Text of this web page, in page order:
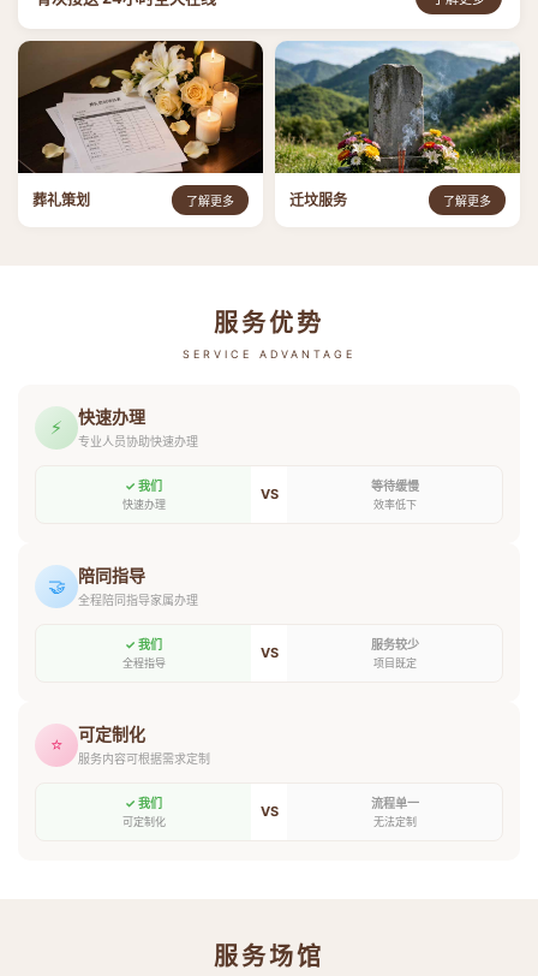
葬礼策划 了解更多 迁坟服务 了解更多
服务优势
SERVICE ADVANTAGE
⚡ 快速办理
专业人员协助快速办理
✓ 我们
快速办理
VS 等待缓慢
效率低下
🤝 陪同指导
全程陪同指导家属办理
✓ 我们
全程指导
VS 服务较少
项目既定
⭐ 可定制化
服务内容可根据需求定制
✓ 我们
可定制化
VS 流程单一
无法定制
服务场馆